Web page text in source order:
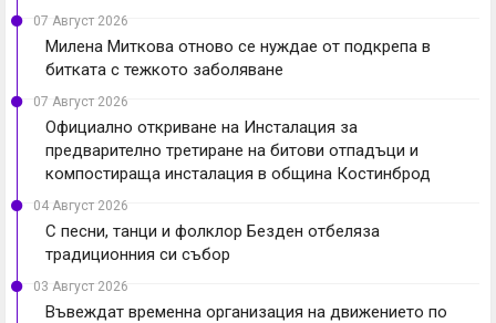
07 Август 2026
Милена Миткова отново се нуждае от подкрепа в
битката с тежкото заболяване
07 Август 2026
Официално откриване на Инсталация за
предварително третиране на битови отпадъци и
компостираща инсталация в община Костинброд
04 Август 2026
С песни, танци и фолклор Безден отбеляза
традиционния си събор
03 Август 2026
Въвеждат временна организация на движението по